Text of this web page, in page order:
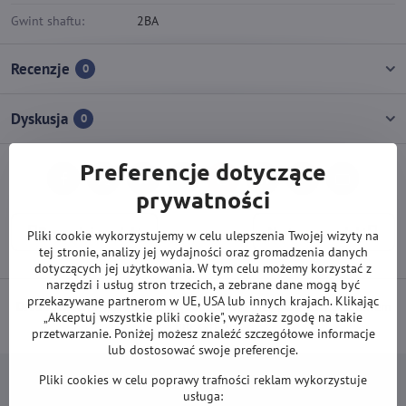
Gwint shaftu: 2BA
Recenzje 0
Dyskusja 0
FacebookTwitterBlueskyPinterestReddit LinkedInWhatsApp
Poprzedni produkt Następny produkt
DARMOWA wysyłka od 500 zł(obowiązuje przy płatności przelewem
lub kartą).
Preferencje dotyczące
prywatności
Pliki cookie wykorzystujemy w celu ulepszenia Twojej wizyty na
tej stronie, analizy jej wydajności oraz gromadzenia danych
dotyczących jej użytkowania. W tym celu możemy korzystać z
narzędzi i usług stron trzecich, a zebrane dane mogą być
przekazywane partnerom w UE, USA lub innych krajach. Klikając
„Akceptuj wszystkie pliki cookie", wyrażasz zgodę na takie
przetwarzanie. Poniżej możesz znaleźć szczegółowe informacje
lub dostosować swoje preferencje.
Pliki cookies w celu poprawy trafności reklam wykorzystuje
usługa: